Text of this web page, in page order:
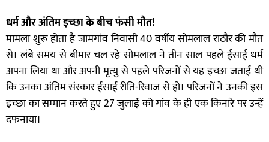
धर्म और अंतिम इच्छा के बीच फंसी मौत!
मामला शुरू होता है जामगांव निवासी 40 वर्षीय सोमलाल राठौर की मौत
से। लंबे समय से बीमार चल रहे सोमलाल ने तीन साल पहले ईसाई धर्म
अपना लिया था और अपनी मृत्यु से पहले परिजनों से यह इच्छा जताई थी
कि उनका अंतिम संस्कार ईसाई रीति-रिवाज से हो। परिजनों ने उनकी इस
इच्छा का सम्मान करते हुए 27 जुलाई को गांव के ही एक किनारे पर उन्हें
दफनाया।